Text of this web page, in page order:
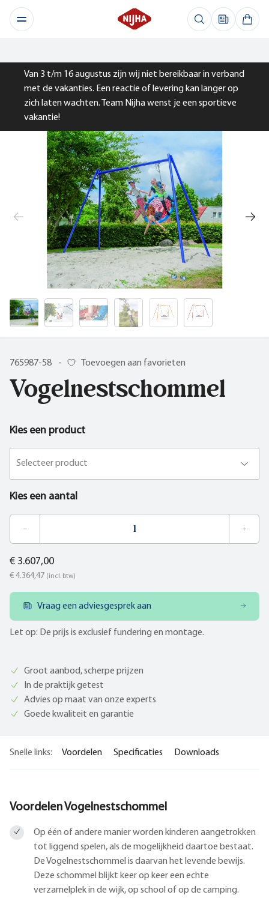
Van 3 t/m 16 augustus zijn wij niet bereikbaar in verband
met de vakanties. Een reactie of levering kan langer op
zich laten wachten. Team Nijha wenst je een sportieve
vakantie!
765987-58 - Toevoegen aan favorieten
Vogelnestschommel
Kies een product
Selecteer product
Kies een aantal
€ 3.607,00
€ 4.364,47 (incl. btw)
Vraag een adviesgesprek aan
Let op: De prijs is exclusief fundering en montage.
Groot aanbod, scherpe prijzen
In de praktijk getest
Advies op maat van onze experts
Goede kwaliteit en garantie
Snelle links: Voordelen Specificaties Downloads
Voordelen Vogelnestschommel
Op één of andere manier worden kinderen aangetrokken
tot liggend spelen, als de mogelijkheid daartoe bestaat.
De Vogelnestschommel is daarvan het levende bewijs.
Deze schommel blijkt keer op keer een echte
verzamelplek in de wijk, op school of op de camping.